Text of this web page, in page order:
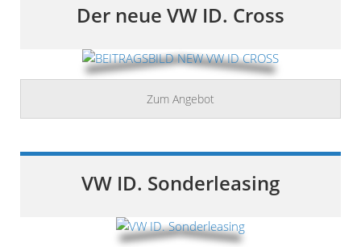
Der neue VW ID. Cross
Zum Angebot
VW ID. Sonderleasing